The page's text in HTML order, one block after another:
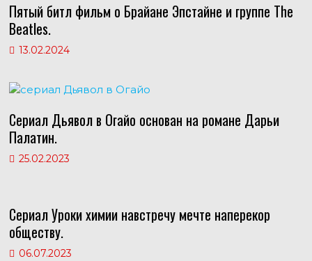
Пятый битл фильм о Брайане Эпстайне и группе The
Beatles.
13.02.2024
Сериал Дьявол в Огайо основан на романе Дарьи
Палатин.
25.02.2023
Сериал Уроки химии навстречу мечте наперекор
обществу.
06.07.2023